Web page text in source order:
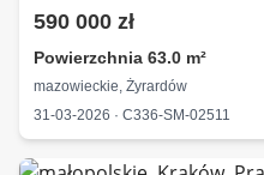
590 000 zł
Powierzchnia 63.0 m²
mazowieckie, Żyrardów
31-03-2026 · C336-SM-02511